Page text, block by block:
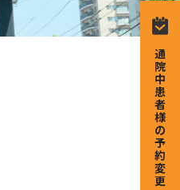
通
院
中
患
者
様
の
予
約
変
更